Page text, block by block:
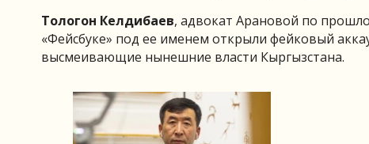
Тологон Келдибаев, адвокат Арановой по
«Фейсбуке» под ее именем открыли фейковый
высмеивающие нынешние власти Кыргызстана.